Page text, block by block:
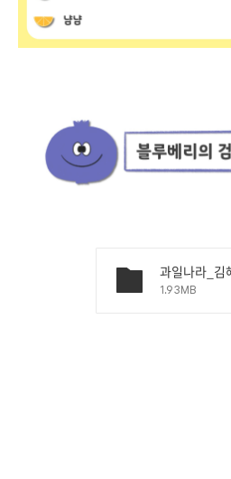
과일나라_
1.93MB